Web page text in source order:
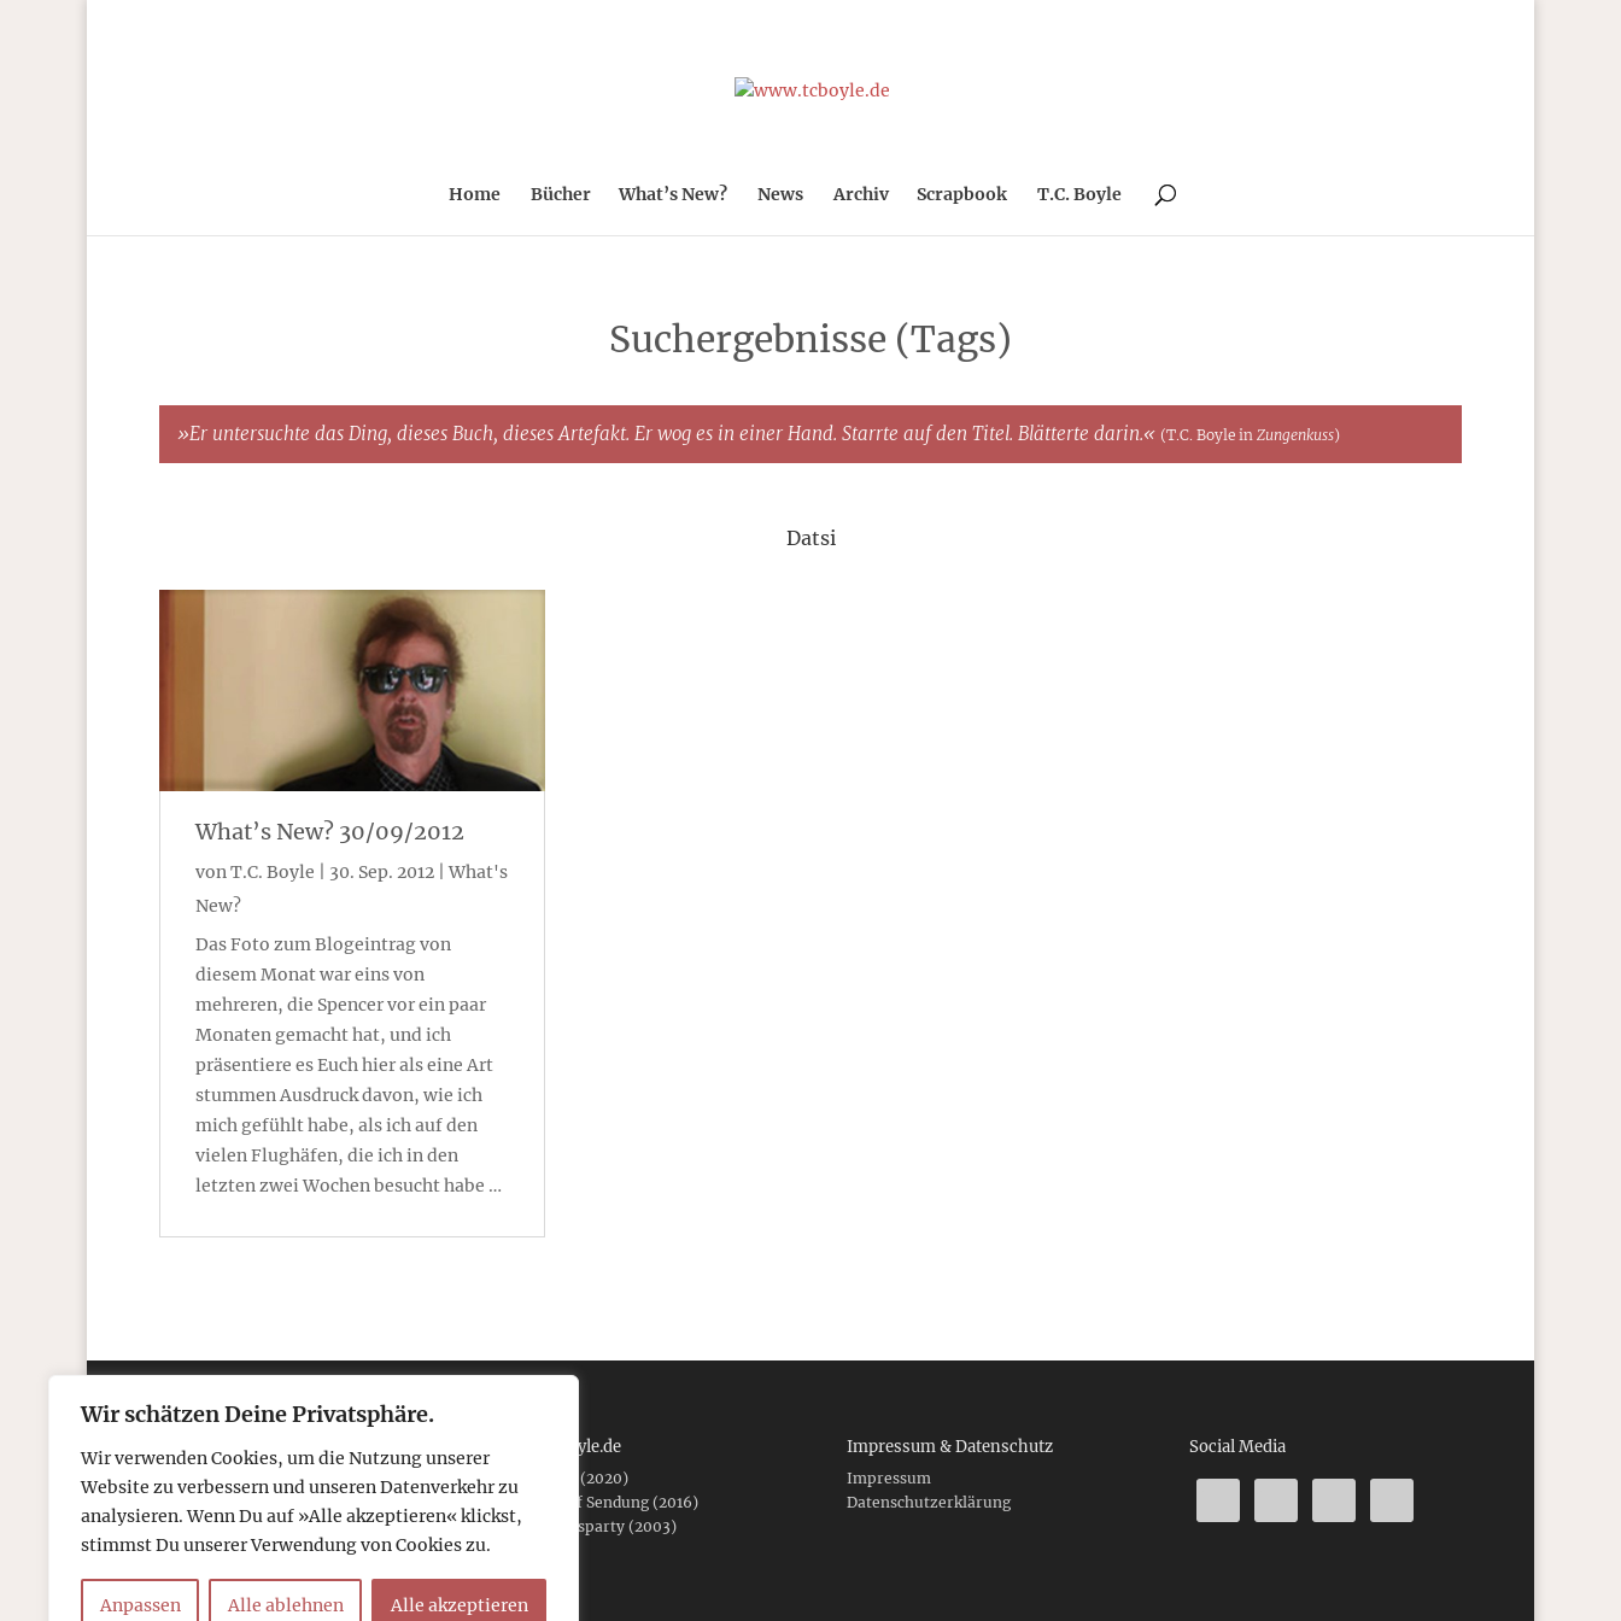
Wir schätzen Deine Privatsphäre.
Wir verwenden Cookies, um die Nutzung unserer
Website zu verbessern und unseren Datenverkehr zu
analysieren. Wenn Du auf »Alle akzeptieren« klickst,
stimmst Du unserer Verwendung von Cookies zu.
Anpassen Alle ablehnen Alle akzeptieren
Home Bücher What’s New? News Archiv Scrapbook T.C. Boyle
Suchergebnisse (Tags)
»Er untersuchte das Ding, dieses Buch, dieses Artefakt. Er wog es in einer Hand. Starrte auf den Titel. Blätterte darin.« (T.C. Boyle in Zungenkuss)
Datsi
What’s New? 30/09/2012
vonT.C. Boyle 30. Sep. 2012 |What's
New?
Das Foto zum Blogeintrag von
diesem Monat war eins von
mehreren, die Spencer vor ein paar
Monaten gemacht hat, und ich
präsentiere es Euch hier als eine Art
stummen Ausdruck davon, wie ich
mich gefühlt habe, als ich auf den
vielen Flughäfen, die ich in den
letzten zwei Wochen besucht habe …
Kontakt
Telefon: 05306 912 418
Über tcboyle.de
Refreshed (2020)
Wieder auf Sendung (2016)
Eröffnungsparty (2003)
Impressum & Datenschutz
Impressum
Datenschutzerklärung
Social Media